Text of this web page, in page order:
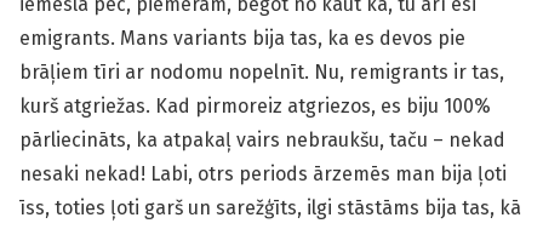
emigrants. Mans variants bija tas, ka es devos pie
brāļiem tīri ar nodomu nopelnīt. Nu, remigrants ir tas,
kurš atgriežas. Kad pirmoreiz atgriezos, es biju 100%
pārliecināts, ka atpakaļ vairs nebraukšu, taču – nekad
nesaki nekad! Labi, otrs periods ārzemēs man bija ļoti
īss, toties ļoti garš un sarežģīts, ilgi stāstāms bija tas, kā